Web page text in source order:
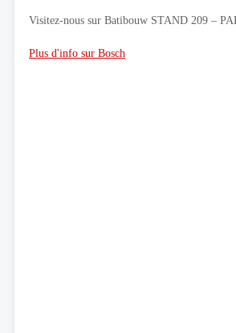
Visitez-nous sur Batibouw STAND 209 –
Plus d'info sur Bosch